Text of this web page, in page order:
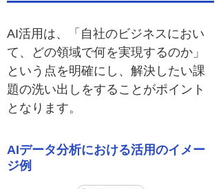
AI活用は、「自社のビジネスにおい
て、どの領域で何を実現するのか」
という点を明確にし、解決したい課
題の洗い出しをすることがポイント
となります。
AIデータ分析における活用のイメー
ジ例